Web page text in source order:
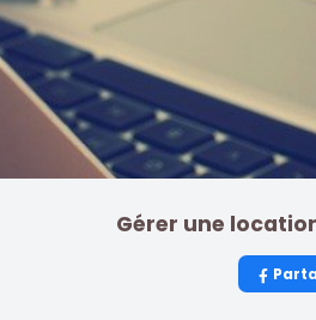
Gérer une